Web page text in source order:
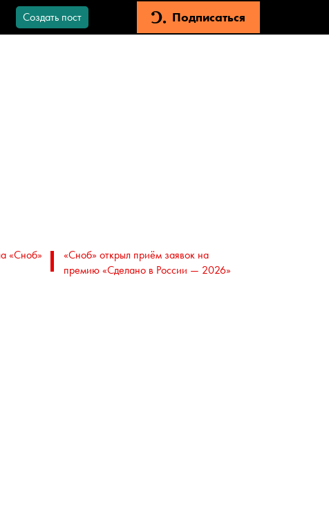
Создать пост Подписаться
«Сноб»
«Сноб» открыл приём заявок на
премию «Сделано в России — 2026»